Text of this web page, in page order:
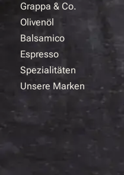
Grappa & Co.
Olivenöl
Balsamico
Espresso
Spezialitäten
Unsere Marken